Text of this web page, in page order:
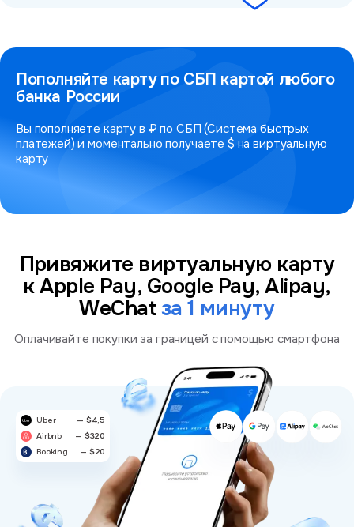
Пополняйте карту по СБП картой любого
банка России
Вы пополняете карту в ₽ по СБП (Система быстрых
платежей) и моментально получаете $ на виртуальную
карту
Привяжите виртуальную карту
к Apple Pay, Google Pay, Alipay,
WeChat за 1 минуту
Оплачивайте покупки за границей с помощью смартфона
Uber
— $4,5
Airbnb
— $320
Booking
— $20